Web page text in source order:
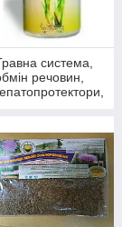
система,
речовин,